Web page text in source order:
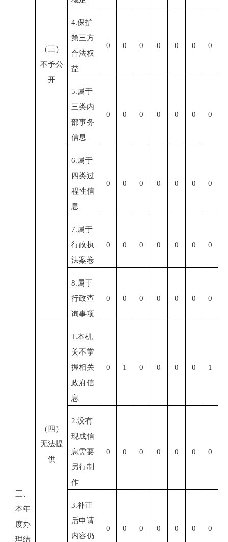
三、
本年
度办
理结
（三）
不予公
开
4.保护
第三方
合法权
益
0 0 0 0 0 0 0
5.属于
三类内
部事务
信息
0 0 0 0 0 0 0
6.属于
四类过
程性信
息
0 0 0 0 0 0 0
7.属于
行政执
法案卷
0 0 0 0 0 0 0
8.属于
行政查
询事项
0 0 0 0 0 0 0
（四）
无法提
供
1.本机
关不掌
握相关
政府信
息
0 1 0 0 0 0 1
2.没有
现成信
息需要
另行制
作
0 0 0 0 0 0 0
3.补正
后申请
内容仍
0 0 0 0 0 0 0